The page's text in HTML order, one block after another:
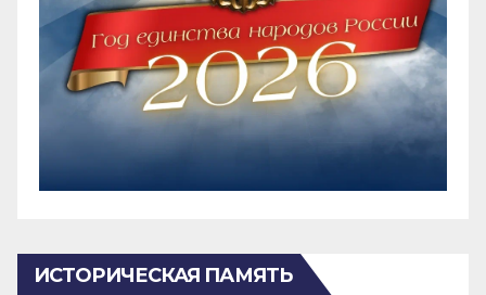
ИСТОРИЧЕСКАЯ ПАМЯТЬ